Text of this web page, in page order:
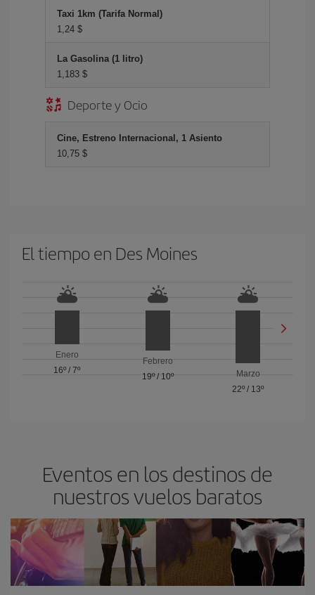
Taxi 1km (Tarifa Normal)
1,24 $
La Gasolina (1 litro)
1,183 $
Deporte y Ocio
Cine, Estreno Internacional, 1 Asiento
10,75 $
El tiempo en Des Moines
Enero
16º /7º
Febrero
19º/ 10º
Marzo
22º / 13º
Eventos en los destinos de
nuestros vuelos baratos